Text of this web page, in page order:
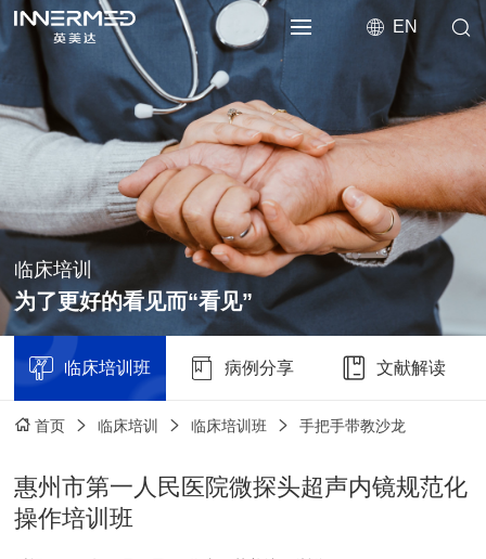
EN
临床培训
为了更好的看见而“看见”
临床培训班 病例分享 文献解读
首页 临床培训 临床培训班 手把手带教沙龙
惠州市第一人民医院微探头超声内镜规范化
操作培训班